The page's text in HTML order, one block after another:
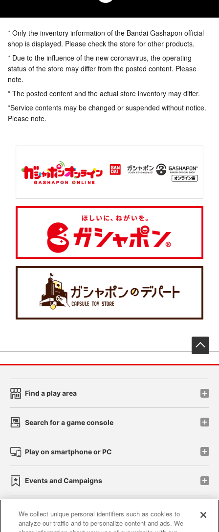
* Only the inventory information of the Bandai Gashapon official
shop is displayed. Please check the store for other products.
* Due to the influence of the new coronavirus, the operating
status of the store may differ from the posted content. Please
note.
* The posted content and the actual store inventory may differ.
*Service contents may be changed or suspended without notice.
Please note.
Find a play area
Search for a game console
Play on smartphone or PC
Events and Campaigns
Affiliate Sustainability site policy privacy policy
We collect unique personal identifiers such as cookies to
analyze our traffic and to personalize content and ads. We